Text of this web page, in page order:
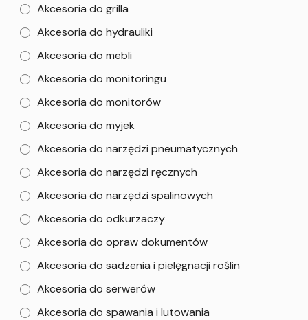
Akcesoria do grilla
Akcesoria do hydrauliki
Akcesoria do mebli
Akcesoria do monitoringu
Akcesoria do monitorów
Akcesoria do myjek
Akcesoria do narzędzi pneumatycznych
Akcesoria do narzędzi ręcznych
Akcesoria do narzędzi spalinowych
Akcesoria do odkurzaczy
Akcesoria do opraw dokumentów
Akcesoria do sadzenia i pielęgnacji roślin
Akcesoria do serwerów
Akcesoria do spawania i lutowania